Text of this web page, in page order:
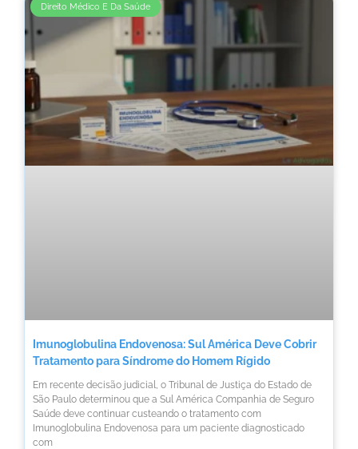
Direito Médico E Da Saúde
Imunoglobulina Endovenosa: Sul América Deve Cobrir
Tratamento para Síndrome do Homem Rígido
Em recente decisão judicial, o Tribunal de Justiça do Estado de
São Paulo determinou que a Sul América Companhia de Seguro
Saúde deve continuar custeando o tratamento com
Imunoglobulina Endovenosa para um paciente diagnosticado
com